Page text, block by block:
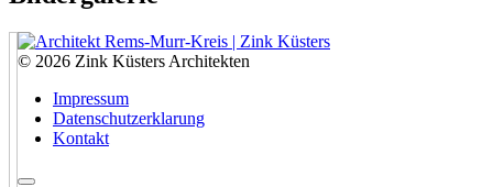
© 2026 Zink Küsters Architekten
Impressum
Datenschutzerklarung
Kontakt